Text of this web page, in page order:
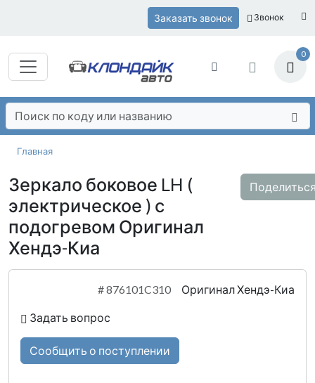
Заказать звонок Звонок
0
Главная
Зеркало боковое LH (
электрическое ) с
подогревом Оригинал
Хендэ-Киа
#876101C310 Оригинал Хендэ-Киа
Задать вопрос
Сообщить о поступлении